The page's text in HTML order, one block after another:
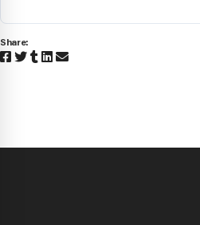
Share: